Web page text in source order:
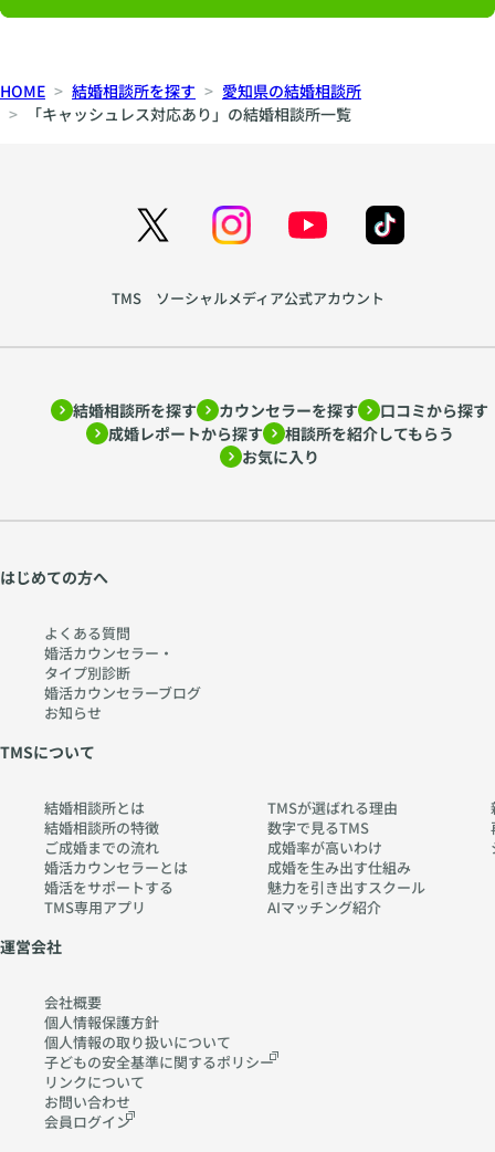
HOME 結婚相談所を探す
愛知県の結婚相談所
「キャッシュレス対応あり」の結婚相談所一覧
TMS ソーシャルメディア公式アカウント
結婚相談所を探す カウンセラーを探す
口コミから探す
成婚レポートから探す
相談所を紹介してもらう
お気に入り
はじめての方へ
よくある質問
婚活カウンセラー・
タイプ別診断
婚活カウンセラーブログ
お知らせ
TMSについて
結婚相談所とは
結婚相談所の特徴
ご成婚までの流れ
婚活カウンセラーとは
婚活をサポートする
TMS専用アプリ
TMSが選ばれる理由
数字で見るTMS
成婚率が高いわけ
成婚を生み出す仕組み
魅力を引き出すスクール
AIマッチング紹介
運営会社
会社概要
個人情報保護方針
個人情報の取り扱いについて
子どもの安全基準に関するポリシー
リンクについて
お問い合わせ
会員ログイン